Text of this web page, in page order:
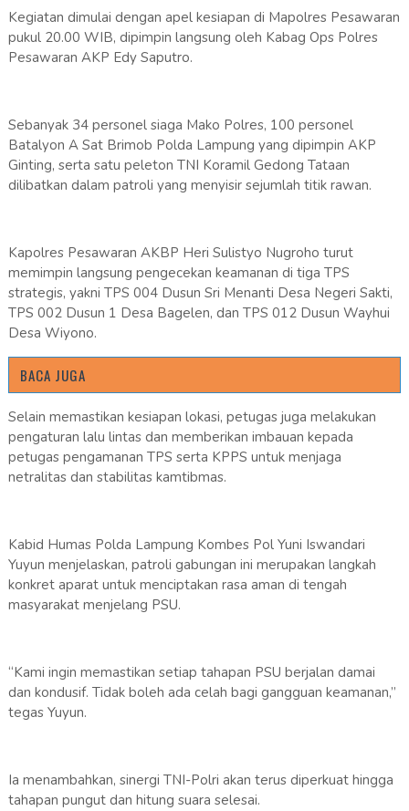
Kegiatan dimulai dengan apel kesiapan di Mapolres Pesawaran
pukul 20.00 WIB, dipimpin langsung oleh Kabag Ops Polres
Pesawaran AKP Edy Saputro.
Sebanyak 34 personel siaga Mako Polres, 100 personel
Batalyon A Sat Brimob Polda Lampung yang dipimpin AKP
Ginting, serta satu peleton TNI Koramil Gedong Tataan
dilibatkan dalam patroli yang menyisir sejumlah titik rawan.
Kapolres Pesawaran AKBP Heri Sulistyo Nugroho turut
memimpin langsung pengecekan keamanan di tiga TPS
strategis, yakni TPS 004 Dusun Sri Menanti Desa Negeri Sakti,
TPS 002 Dusun 1 Desa Bagelen, dan TPS 012 Dusun Wayhui
Desa Wiyono.
BACA JUGA
Selain memastikan kesiapan lokasi, petugas juga melakukan
pengaturan lalu lintas dan memberikan imbauan kepada
petugas pengamanan TPS serta KPPS untuk menjaga
netralitas dan stabilitas kamtibmas.
Kabid Humas Polda Lampung Kombes Pol Yuni Iswandari
Yuyun menjelaskan, patroli gabungan ini merupakan langkah
konkret aparat untuk menciptakan rasa aman di tengah
masyarakat menjelang PSU.
“Kami ingin memastikan setiap tahapan PSU berjalan damai
dan kondusif. Tidak boleh ada celah bagi gangguan keamanan,”
tegas Yuyun.
Ia menambahkan, sinergi TNI-Polri akan terus diperkuat hingga
tahapan pungut dan hitung suara selesai.